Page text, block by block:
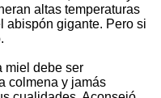
altas temperaturas
abispón gigante. Pero si
miel debe ser
colmena y jamás